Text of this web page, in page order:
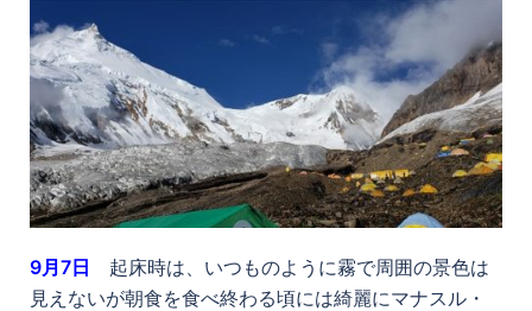
9月7日 起床時は、いつものように霧で周囲の景色は
見えないが朝食を食べ終わる頃には綺麗にマナスル・